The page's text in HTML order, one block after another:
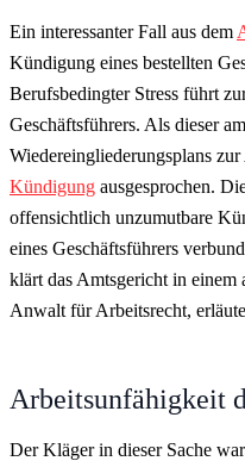
Ein interessanter Fall aus dem
Kündigung eines bestellten
Berufsbedingter Stress führt
Geschäftsführers. Als dieser
Wiedereingliederungsplans
Kündigung ausgesprochen.
offensichtlich unzumutbare
eines Geschäftsführers
klärt das Amtsgericht in einem
Anwalt für Arbeitsrecht,
Arbeitsunfähigkeit
Der Kläger in dieser Sache